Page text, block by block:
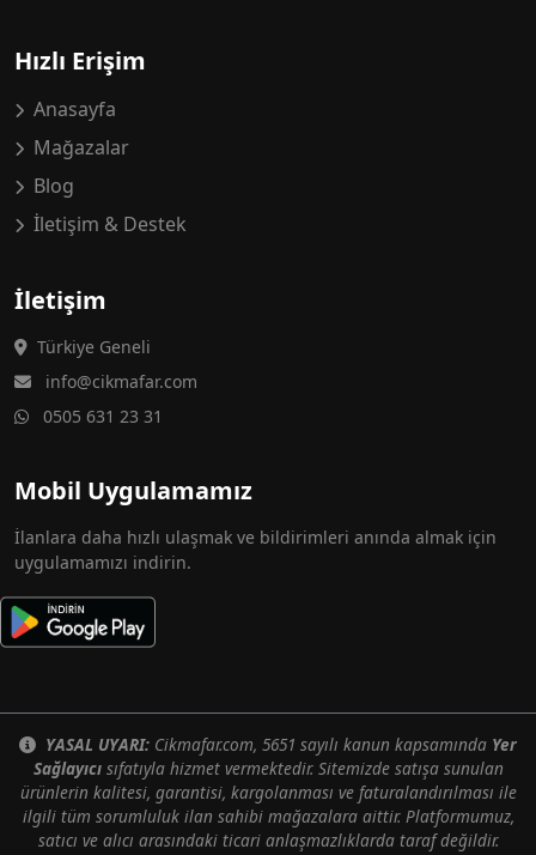
Hızlı Erişim
Anasayfa
Mağazalar
Blog
İletişim & Destek
İletişim
Türkiye Geneli
info@cikmafar.com
0505 631 23 31
Mobil Uygulamamız
İlanlara daha hızlı ulaşmak ve bildirimleri anında almak için
uygulamamızı indirin.
YASAL UYARI: Cikmafar.com, 5651 sayılı kanun kapsamında Yer
Sağlayıcısıfatıyla hizmet vermektedir. Sitemizde satışa sunulan
ürünlerin kalitesi, garantisi, kargolanması ve faturalandırılması ile
ilgili tüm sorumluluk ilan sahibi mağazalara aittir. Platformumuz,
satıcı ve alıcı arasındaki ticari anlaşmazlıklarda taraf değildir.